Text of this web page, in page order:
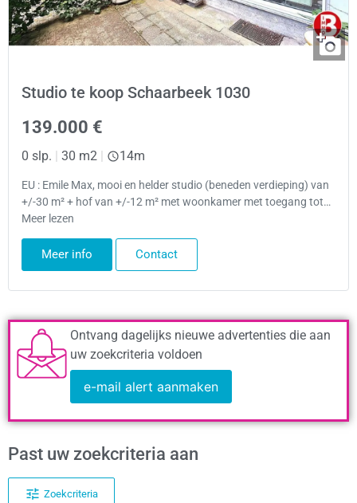
Studio te koop Schaarbeek 1030
139.000 €
0 slp. | 30 m2 | 14m
EU : Emile Max, mooi en helder studio (beneden verdieping) van
+/-30 m² + hof van +/-12 m² met woonkamer met toegang tot…
Meer lezen
Meer info Contact
Ontvang dagelijks nieuwe advertenties die aan
uw zoekcriteria voldoen
e-mail alert aanmaken
Past uw zoekcriteria aan
Zoekcriteria